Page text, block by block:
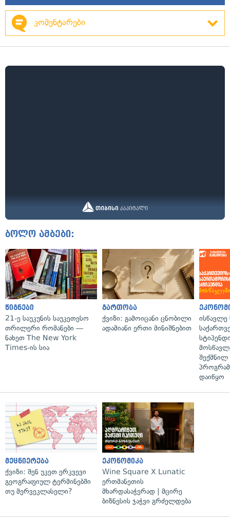
კომენტარები
ბოლო ამბები:
წიგნები
21-ე საუკუნის საუკეთესო
თრილერი რომანები —
ნახეთ The New York
Times-ის სია
გართობა
ქვიზი: გამოიცანი ცნობილი
ადამიანი ერთი მინიშნებით
ისწავლე
დაიწყო
მეცნიერება
ქვიზი: შენ უკეთ ერკვევი
გეოგრაფიულ ტერმინებში
თუ მერვეკლასელი?
ეკონომიკა
Wine Square X Lunatic
ერთმანეთის
მხარდასაჭერად | მცირე
ბიზნესის ჯაჭვი გრძელდება